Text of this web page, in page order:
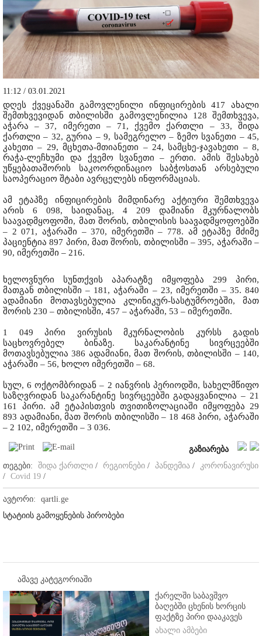
11:12 / 03.01.2021
დღეს ქვეყანაში გამოვლენილი ინფიცირების 417 ახალი
შემთხვევიდან თბილისში გამოვლენილია 128 შემთხვევა,
აჭარა – 37, იმერეთი – 71, ქვემო ქართლი – 33, შიდა
ქართლი – 32, გურია – 9, სამეგრელო – ზემო სვანეთი – 45,
კახეთი – 29, მცხეთა-მთიანეთი – 24, სამცხე-ჯავახეთი – 8,
რაჭა-ლეჩხუმი და ქვემო სვანეთი – ერთი. ამის შესახებ
უწყებათაშორის საკოორდინაციო საბჭოსთან არსებული
საოპერაციო შტაბი ავრცელებს ინფორმაციას.
ამ ეტაპზე ინფიცირების მიმდინარე აქტიური შემთხვევა
არის 6 098, საიდანაც, 4 209 დამიანი მკურნალობს
საავადმყოფოში, მათ შორის, თბილისის საავადმყოფოებში
– 2 071, აჭარაში – 370, იმერეთში – 778. ამ ეტაპზე მძიმე
პაციენტია 897 პირი, მათ შორის, თბილისში – 395, აჭარაში –
90, იმერეთში – 216.
ხელოვნური სუნთქვის აპარატზე იმყოფება 299 პირი,
მათგან თბილისში – 181, აჭარაში – 23, იმერეთში – 35. 840
ადამიანი მოთავსებულია კლინიკურ-სასტუმროებში, მათ
შორის 230 – თბილისში, 457 – აჭარაში, 53 – იმერეთში.
1 049 პირი ვირუსის მკურნალობის კურსს გადის
საცხოვრებელ ბინაზე. საკარანტინე სივრცეებში
მოთავსებულია 386 ადამიანი, მათ შორის, თბილისში – 140,
აჭარაში – 56, ხოლო იმერეთში – 68.
სულ, 6 ოქტომბრიდან – 2 იანვრის პერიოდში, სახელმწიფო
საზღვრიდან საკარანტინე სივრცეებში გადაყვანილია – 21
161 პირი. ამ ეტაპისთვის თვითიზოლაციაში იმყოფება 29
893 ადამიანი, მათ შორის თბილისში – 18 468 პირი, აჭარაში
– 2 102, იმერეთში – 3 036.
გაზიარება
თეგები:
შიდა ქართლი / რეგიონები / პანდემია /
კორონავირუსი
/ Covid 19 /
ავტორი:
qartli.ge
სტატიის გამოყენების პირობები
ამავე კატეგორიაში
ქარელში საბავშვო
ბაღებში ცხენის ხორცის
ფაქტზე პირი დააკავეს
ახალი ამბები